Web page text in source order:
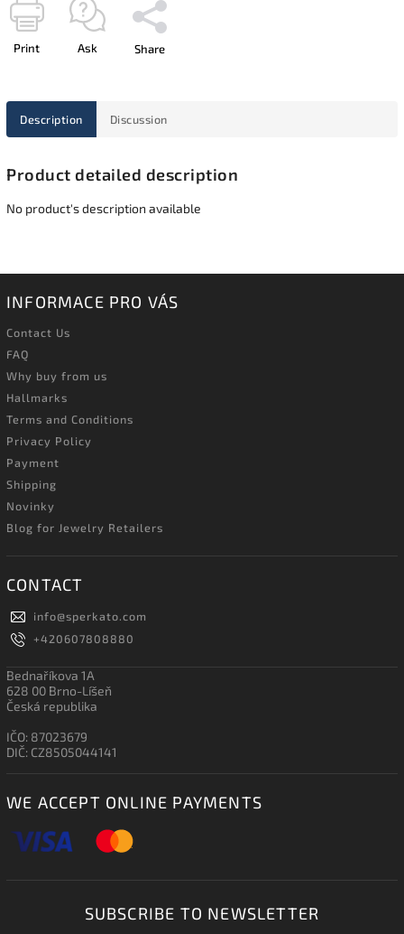
Print Ask Share
Description Discussion
Product detailed description
No product's description available
INFORMACE PRO VÁS
Contact Us
FAQ
Why buy from us
Hallmarks
Terms and Conditions
Privacy Policy
Payment
Shipping
Novinky
Blog for Jewelry Retailers
CONTACT
info@sperkato.com
+420607808880
Bednaříkova 1A
628 00 Brno-Líšeň
Česká republika
IČO: 87023679
DIČ: CZ8505044141
WE ACCEPT ONLINE PAYMENTS
SUBSCRIBE TO NEWSLETTER